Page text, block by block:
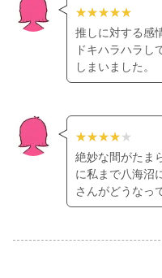
推しに対する感
ドキハラハラし
しまいました。
絶妙な間がたま
に私まで八海沼
さんがどうなっ